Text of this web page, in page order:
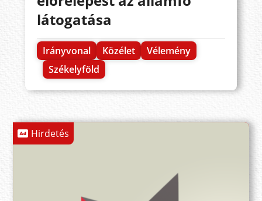
látogatása
Irányvonal Közélet
Vélemény
Székelyföld
Hirdetés